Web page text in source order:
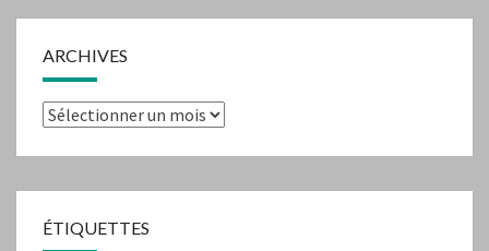
ARCHIVES
Archives
ÉTIQUETTES